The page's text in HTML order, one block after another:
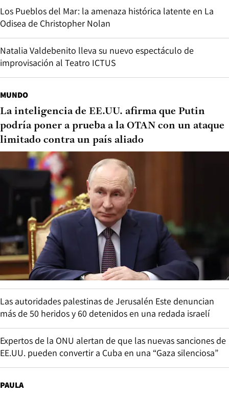
Los Pueblos del Mar: la amenaza histórica latente en La
Odisea de Christopher Nolan
Natalia Valdebenito lleva su nuevo espectáculo de
improvisación al Teatro ICTUS
MUNDO
La inteligencia de EE.UU. afirma que Putin
podría poner a prueba a la OTAN con un ataque
limitado contra un país aliado
Las autoridades palestinas de Jerusalén Este denuncian
más de 50 heridos y 60 detenidos en una redada israelí
Expertos de la ONU alertan de que las nuevas sanciones de
EE.UU. pueden convertir a Cuba en una “Gaza silenciosa”
PAULA